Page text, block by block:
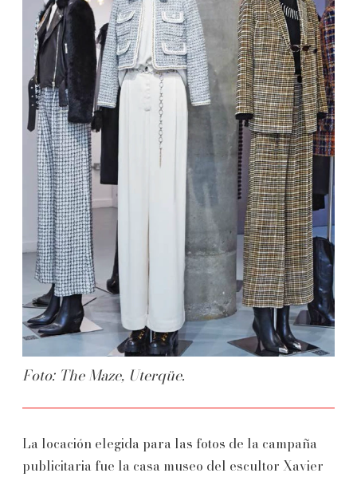
Foto: The Maze, Uterqüe.
La locación elegida para las fotos de la campaña
publicitaria fue la casa museo del escultor Xavier